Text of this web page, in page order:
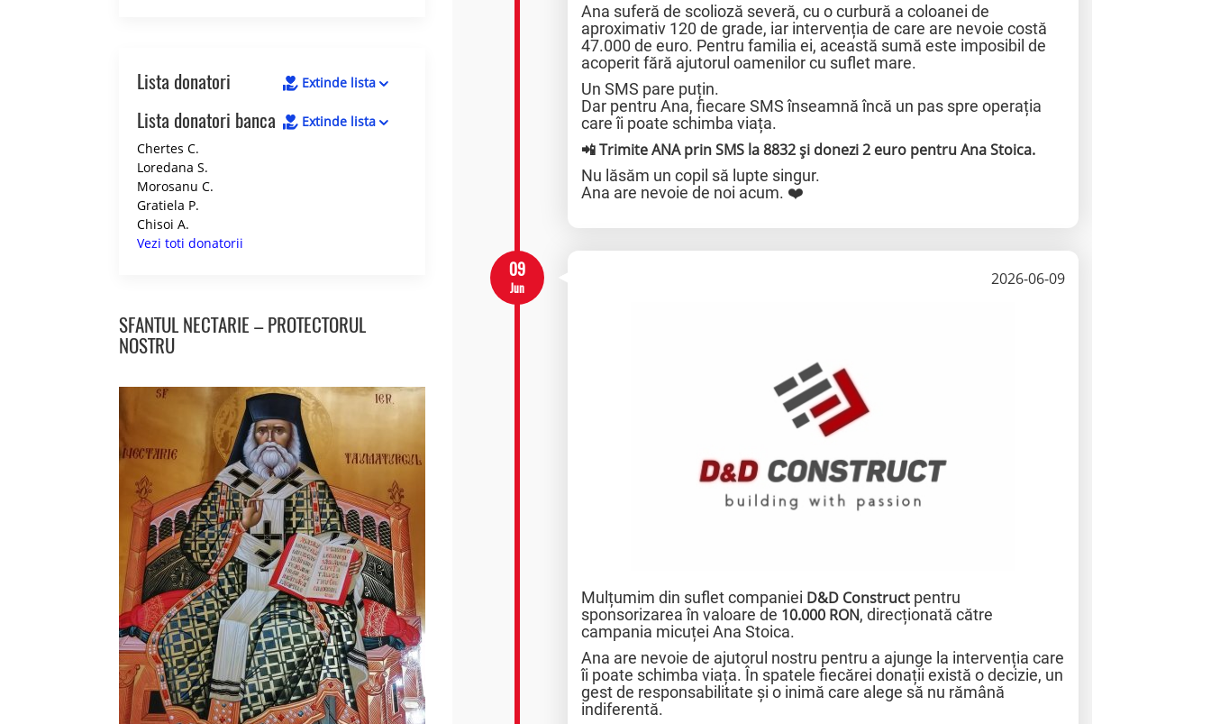
Lista donatori Extinde lista
Lista donatori banca
Extinde lista
Chertes C.
Loredana S.
Morosanu C.
Gratiela P.
Chisoi A.
Vezi toti donatorii
SFANTUL NECTARIE – PROTECTORUL
NOSTRU
Ana suferă de scolioză severă, cu o curbură a coloanei de
aproximativ 120 de grade, iar intervenția de care are nevoie costă
47.000 de euro. Pentru familia ei, această sumă este imposibil de
acoperit fără ajutorul oamenilor cu suflet mare.
Un SMS pare puțin.
Dar pentru Ana, fiecare SMS înseamnă încă un pas spre operația
care îi poate schimba viața.
📲 Trimite ANA prin SMS la 8832 și donezi 2 euro pentru Ana Stoica.
Nu lăsăm un copil să lupte singur.
Ana are nevoie de noi acum. ❤️
09
Jun 2026-06-09
Mulțumim din suflet companiei D&D Construct pentru
sponsorizarea în valoare de 10.000 RON, direcționată către
campania micuței Ana Stoica.
Ana are nevoie de ajutorul nostru pentru a ajunge la intervenția care
îi poate schimba viața. În spatele fiecărei donații există o decizie, un
gest de responsabilitate și o inimă care alege să nu rămână
indiferentă.